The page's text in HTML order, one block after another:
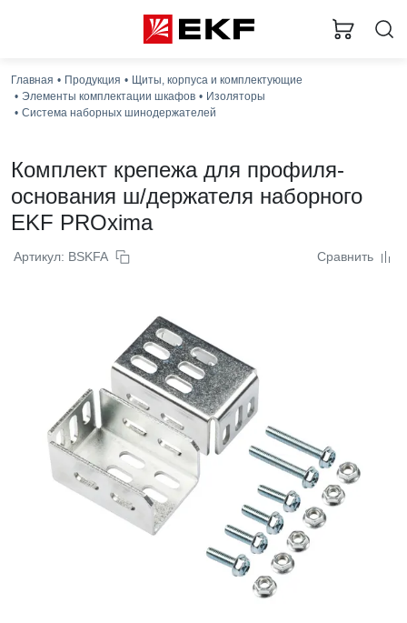
Главная Продукция
Щиты, корпуса и комплектующие
Элементы комплектации шкафов
Изоляторы
Система наборных шинодержателей
Комплект крепежа для профиля-
основания ш/держателя наборного
EKF PROxima
Артикул: BSKFA Сравнить